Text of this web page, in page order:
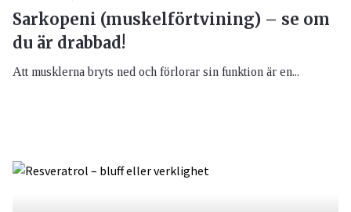
Sarkopeni (muskelförtvining) – se om
du är drabbad!
Att musklerna bryts ned och förlorar sin funktion är en...